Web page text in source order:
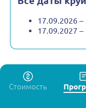
17.09.2026
17.09.2027
Стоимость